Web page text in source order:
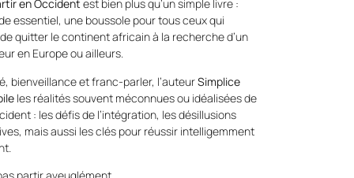
en Occident est bien plus qu’un simple livre :
essentiel, une boussole pour tous ceux qui
quitter le continent africain à la recherche d’un
en Europe ou ailleurs.
bienveillance et franc-parler, l’auteurSimplice
les réalités souvent méconnues ou idéalisées de
: les défis de l’intégration, les désillusions
mais aussi les clés pour réussir intelligemment